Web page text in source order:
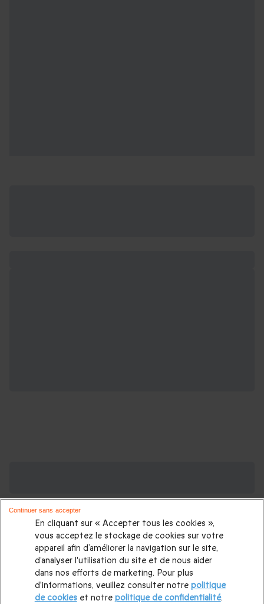
Cadeau anniversaire femme
Coffret cadeau Noël|Cadeau Noël femme|Cadeau Noël
homme|Idée cadeau Femme|Idée cadeau Homme
Cadeau Couple |Cadeaux Fête des Mères |Cadeaux Fête
des Pères|Cadeaux Saint Valentin|Cadeaux Saint Valentin
En cliquant sur « Accepter tous les cookies »,
vous acceptez le stockage de cookies sur votre
appareil afin d’améliorer la navigation sur le site,
d’analyser l'utilisation du site et de nous aider
dans nos efforts de marketing. Pour plus
d'informations, veuillez consulter notre politique
de cookieset notre politique de confidentialité.
Continuer sans accepter